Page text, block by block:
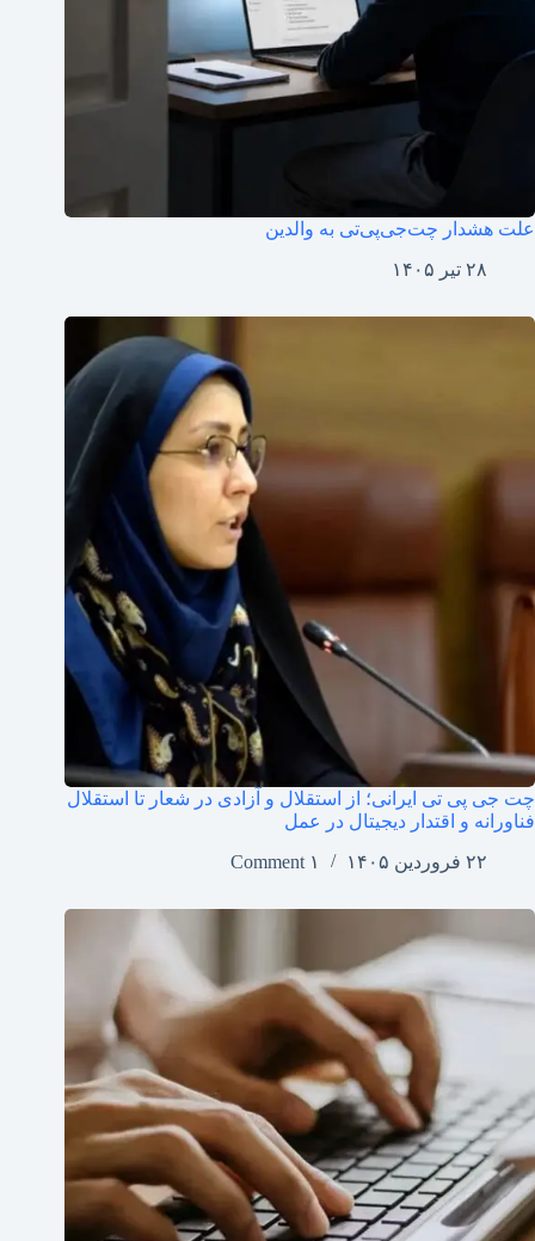
علت هشدار چت‌جی‌پی‌تی به والدین
۲۸ تیر ۱۴۰۵
چت جی پی تی ایرانی؛ از استقلال و آزادی در شعار تا استقلال
فناورانه و اقتدار دیجیتال در عمل
۲۲ فروردین ۱۴۰۵
۱ Comment